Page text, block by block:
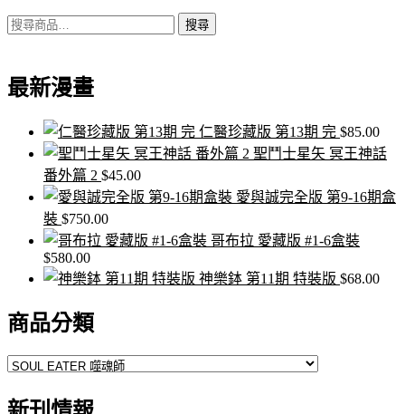
搜
鍵
搜尋
最新漫畫
仁醫珍藏版 第13期 完 $85.00
聖鬥士星矢 冥王神話
番外篇 2 $45.00
愛與誠完全版 第9-16期盒
裝 $750.00
哥布拉 愛藏版 #1-6盒裝
$580.00
神樂鉢 第11期 特裝版 $68.00
商品分類